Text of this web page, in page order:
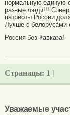
нормальную
разные люди!!!
патриоты России
Лучше с белорусами
Россия без Кавказа!
Страницы: 1 |
Уважаемые